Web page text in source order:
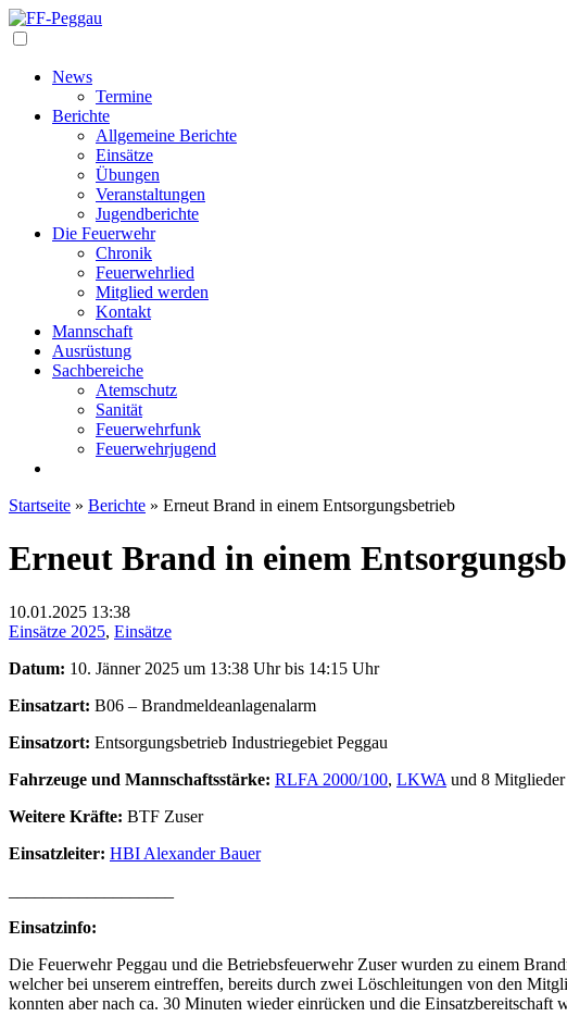
News
Termine
Berichte
Allgemeine Berichte
Einsätze
Übungen
Veranstaltungen
Jugendberichte
Die Feuerwehr
Chronik
Feuerwehrlied
Mitglied werden
Kontakt
Mannschaft
Ausrüstung
Sachbereiche
Atemschutz
Sanität
Feuerwehrfunk
Feuerwehrjugend
Startseite » Berichte » Erneut Brand in einem Entsorgungsbetrieb
Erneut Brand in einem
10.01.2025 13:38
Einsätze 2025, Einsätze
Datum: 10. Jänner 2025 um 13:38 Uhr bis 14:15 Uhr
Einsatzart: B06 – Brandmeldeanlagenalarm
Einsatzort: Entsorgungsbetrieb Industriegebiet Peggau
Fahrzeuge und Mannschaftsstärke: RLFA 2000/100, LKWA und 8
Weitere Kräfte: BTF Zuser
Einsatzleiter: HBI Alexander Bauer
Einsatzinfo:
Die Feuerwehr Peggau und die Betriebsfeuerwehr Zuser wurden zu einem
welcher bei unserem eintreffen, bereits durch zwei Löschleitungen von den
konnten aber nach ca. 30 Minuten wieder einrücken und die Einsatzbereitschaft